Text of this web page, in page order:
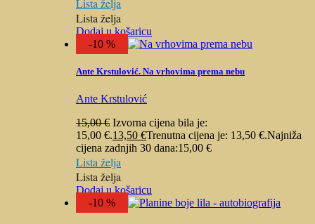
Lista želja
Lista želja
Dodaj u košaricu
-10 %
Ante Krstulović. Na vrhovima prema nebu
Ante Krstulović
15,00€ Izvorna cijena bila je:
15,00 €.13,50 €Trenutna cijena je: 13,50 €.Najniža
cijena zadnjih 30 dana:15,00 €
Lista želja
Lista želja
Dodaj u košaricu
-10 %